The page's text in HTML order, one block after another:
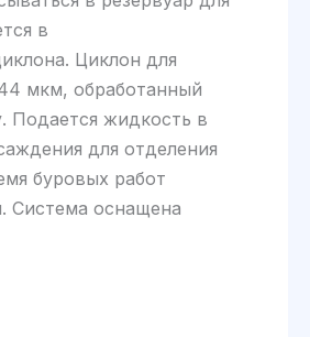
в
Циклон для
мкм, обработанный
Подается жидкость в
для отделения
буровых работ
Система оснащена